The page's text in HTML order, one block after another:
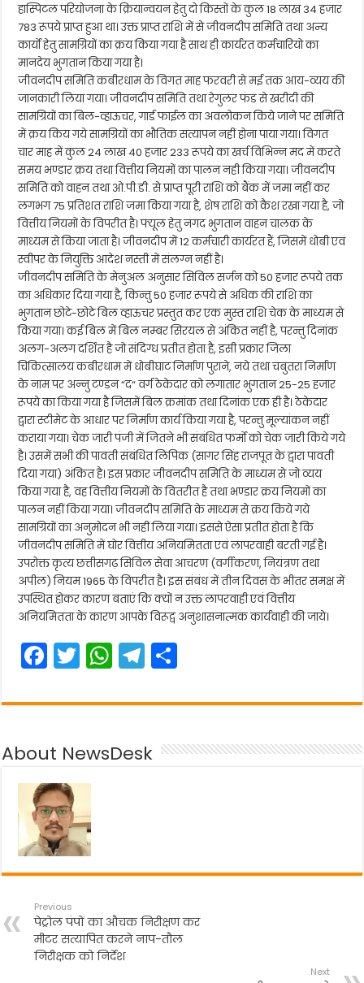
हास्पिटल परियोजना के क्रियान्वयन हेतु दो किस्तों के कुल 18 लाख 34 हजार
783 रूपये प्राप्त हुआ था। उक्त प्राप्त राशि में से जीवनदीप समिति तथा अन्य
कार्यो हेतु सामग्रियों का क्रय किया गया है साथ ही कार्यरत कर्मचारियो का
मानदेय भुगतान किया गया है।
जीवनदीप समिति कबीरधाम के विगत माह फरवरी से मई तक आय-व्यय की
जानकारी लिया गया। जीवनदीप समिति तथा रेगुलर फंड से खरीदी की
सामग्रियों का बिल-व्हाऊचर, गार्ड फाईल का अवलोकन किये जाने पर समिति
में क्रय किय गये सामग्रियों का भौतिक सत्यापन नहीं होना पाया गया। विगत
चार माह में कुल 24 लाख 40 हजार 233 रूपये का खर्च विभिन्न मद में करते
समय भण्डार क्रय तथा वित्तीय नियमों का पालन नही किया गया। जीवनदीप
समिति को वाहन तथा ओ.पी.डी. से प्राप्त पूरी राशि को बैंक में जमा नहीं कर
लगभग 75 प्रतिशत राशि जमा किया गया है, शेष राशि को कैश रखा गया है, जो
वित्तीय नियमों के विपरीत है। फ्यूल हेतु नगद भुगतान वाहन चालक के
माध्यम से किया जाता है। जीवनदीप में 12 कर्मचारी कार्यरत हैं, जिसमें धोबी एवं
स्वीपर के नियुक्ति आदेश नस्ती में संलग्न नहीं है।
जीवनदीप समिति के मेनुअल अनुसार सिविल सर्जन को 50 हजार रूपये तक
का अधिकार दिया गया है, किन्तु 50 हजार रूपये से अधिक की राशि का
भुगतान छोटे-छोटे बिल व्हाऊचर प्रस्तुत कर एक मुस्त राशि चेक के माध्यम से
किया गया। कई बिल में बिल नम्बर सिरयल से अंकित नहीं है, परन्तु दिनांक
अलग-अलग दर्शित है जो संदिग्ध प्रतीत होता है, इसी प्रकार जिला
चिकित्सालय कबीरधाम में धोबीघाट निर्माण पुराने, नये तथा चबुतरा निर्माण
के नाम पर अन्नु टण्डन “द“ वर्ग ठेकेदार को लगातार भुगतान 25-25 हजार
रूपये का किया गया है जिसमें बिल क्रमांक तथा दिनांक एक ही है। ठेकेदार
द्वारा स्टीमेट के आधार पर निर्माण कार्य किया गया है, परन्तु मूल्यांकन नहीं
कराया गया। चेक जारी पंजी में जितने भी संबंधित फर्मो को चेक जारी किये गये
है। उसमें सभी की पावती संबंधित लिपिक (सागर सिंह राजपूत के द्वारा पावती
दिया गया) अंकित है। इस प्रकार जीवनदीप समिति के माध्यम से जो व्यय
किया गया है, वह वित्तीय नियमों के वितरीत है तथा भण्डार क्रय नियमों का
पालन नहीं किया गया। जीवनदीप समिति के माध्यम से क्रय किये गये
सामग्रियों का अनुमोदन भी नहीं लिया गया। इससे ऐसा प्रतीत होता है कि
जीवनदीप समिति में घोर वित्तीय अनियमितता एवं लापरवाही बरती गई है।
उपरोक्त कृत्य छत्तीसगढ़ सिविल सेवा आचरण (वर्गीकरण, नियंत्रण तथा
अपील) नियम 1965 के विपरीत है। इस संबंध में तीन दिवस के भीतर समक्ष में
उपस्थित होकर कारण बताएं कि क्यों न उक्त लापरवाही एवं वित्तीय
अनियमितता के कारण आपके विरूद्व अनुशासनात्मक कार्यवाही की जाये।
F
a
c
b
o
o
k
T
w
itt
W
h
a
A
T
el
e
a
ar
About NewsDesk
Previous
पेट्रोल पंपों का औचक निरीक्षण कर
मीटर सत्यापित करने नाप-तौल
निरीक्षक को निर्देश
Next